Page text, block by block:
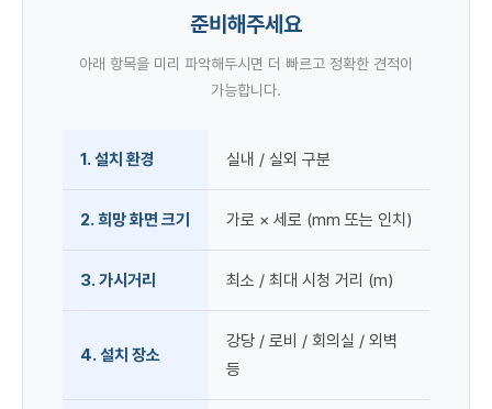
준비해주세요
아래 항목을 미리 파악해두시면 더 빠르고 정확한 견적이
가능합니다.
1. 설치 환경 실내 / 실외 구분
2. 희망 화면 크기 가로 × 세로 (mm 또는 인치)
3. 가시거리 최소 / 최대 시청 거리 (m)
4. 설치 장소
강당 / 로비 / 회의실 / 외벽
등